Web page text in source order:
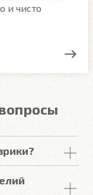
и чисто
наших